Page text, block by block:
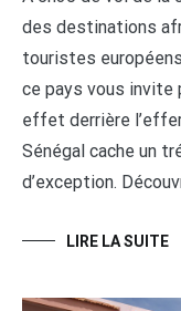
des destinations
touristes
ce pays vous invite
effet derrière
Sénégal cache un
d’exception.
LIRE LA SUITE